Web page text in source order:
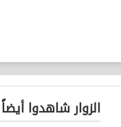
الزوار شاهدوا أيضاً